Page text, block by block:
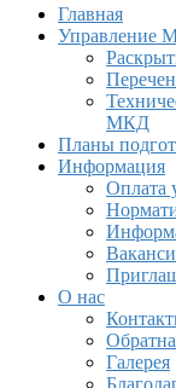
Главная
Управление
МКД
Планы
Информация
Оплата
О нас
Галерея